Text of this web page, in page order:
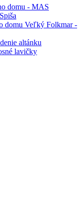
domu - MAS
domu Veľký Folkmar -
altánku
lavičky